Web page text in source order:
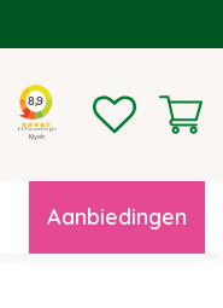
Aanbiedingen